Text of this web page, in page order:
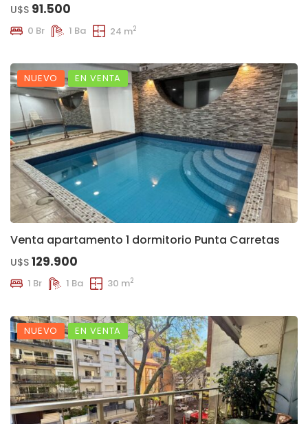
U$S 91.500
0 Br 1 Ba 24 m2
NUEVO EN VENTA
Venta apartamento 1 dormitorio Punta Carretas
U$S 129.900
1 Br 1 Ba 30 m2
NUEVO EN VENTA